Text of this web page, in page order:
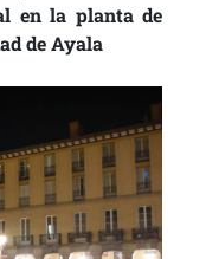
en la planta de
de Ayala